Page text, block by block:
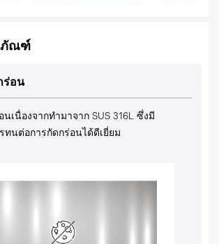
ภัณฑ์
ร่อน
เนื่องจากทำมาจาก SUS 316L ซึ่งมี
ทนต่อการกัดกร่อนได้ดีเยี่ยม